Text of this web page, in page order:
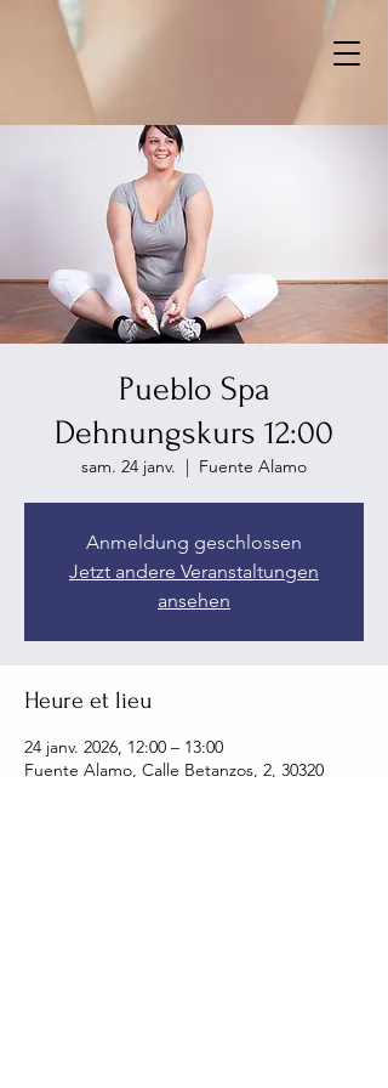
Pueblo Spa
Dehnungskurs 12:00
sam. 24 janv.
  |
Fuente Alamo
Anmeldung geschlossen
Jetzt andere Veranstaltungen
ansehen
Heure et lieu
24 janv. 2026, 12:00 – 13:00
Fuente Alamo, Calle Betanzos, 2, 30320